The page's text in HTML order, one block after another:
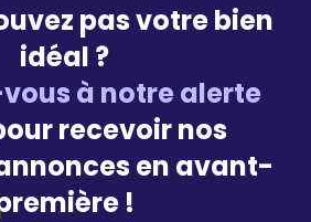
pas votre bien
idéal ?
à notre alerte
recevoir nos
en avant-
!